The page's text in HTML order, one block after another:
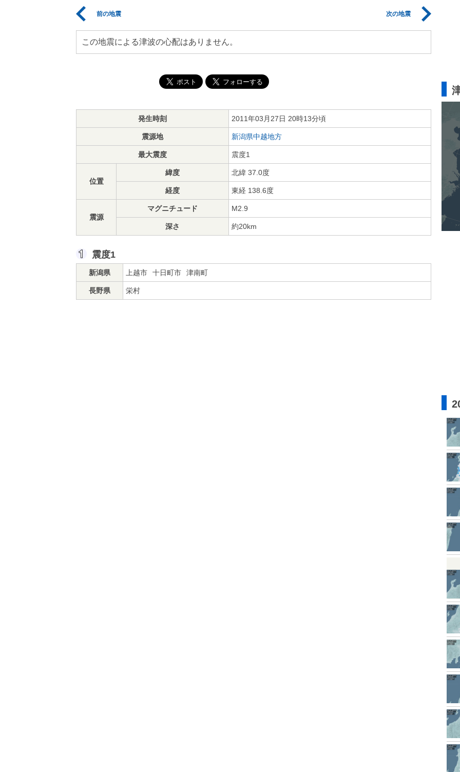
前の地震 次の地震
この地震による津波の心配はありません。
発生時刻 2011年03月27日 20時13分頃
震源地 新潟県中越地方
最大震度 震度1
位置
緯度 北緯 37.0度
経度 東経 138.6度
震源
マグニチュード M2.9
深さ 約20km
震度1
新潟県 上越市 十日町市 津南町
長野県 栄村